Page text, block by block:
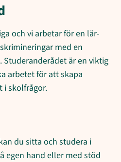
och vi arbetar för en lär-
med en
Studeranderådet är en viktig
arbetet för att skapa
i skolfrågor.
du sitta och studera i
egen hand eller med stöd